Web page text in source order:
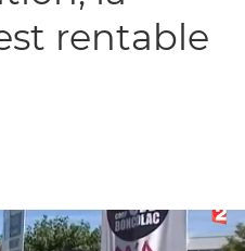
rentable